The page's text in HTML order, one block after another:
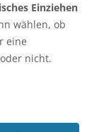
Einziehen
wählen, ob
eine
nicht.